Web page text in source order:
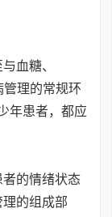
血糖、
理的常规环
年患者，都应
的情绪状态
的组成部